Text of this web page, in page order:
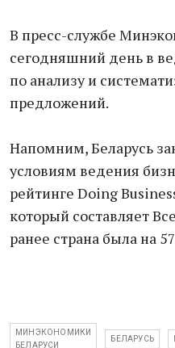
В пресс-службе
сегодняшний день в
по анализу и
предложений.
Напомним, Беларусь
условиям ведения
рейтинге Doing
который составляет
ранее страна была на
МИНЭКОНОМИКИ
БЕЛАРУСИ
БЕЛАРУСЬ